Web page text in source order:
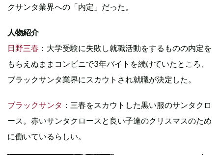
クサンタ業界への「内定」だった。
人物紹介
日野三春 ：大学受験に失敗し就職活動をするものの内定を
もらえぬままコンビニで3年バイトを続けていたところ、
ブラックサンタ業界にスカウトされ就職が決定した。
ブラックサンタ ：三春をスカウトした黒い服のサンタクロ
ース。赤いサンタクロースと良い子達のクリスマスのため
に働いているらしい。